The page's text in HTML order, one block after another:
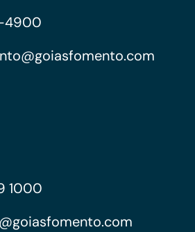
4900
1000